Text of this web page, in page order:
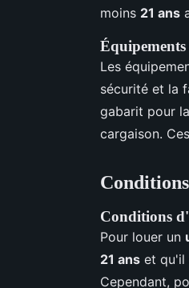
moins 21 ans
Les
sécurité et la
gabarit pour
cargaison.
Conditions
Pour louer un
21 ans et qu'il
Cependant,